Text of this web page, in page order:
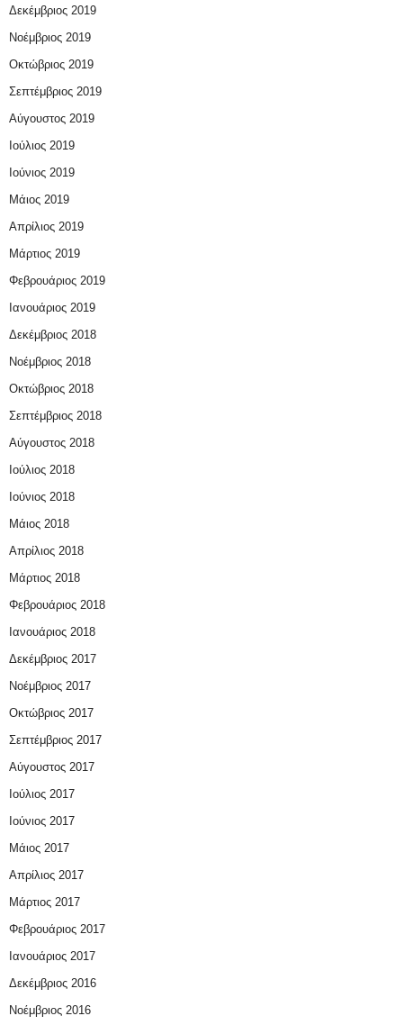
Δεκέμβριος 2019
Νοέμβριος 2019
Οκτώβριος 2019
Σεπτέμβριος 2019
Αύγουστος 2019
Ιούλιος 2019
Ιούνιος 2019
Μάιος 2019
Απρίλιος 2019
Μάρτιος 2019
Φεβρουάριος 2019
Ιανουάριος 2019
Δεκέμβριος 2018
Νοέμβριος 2018
Οκτώβριος 2018
Σεπτέμβριος 2018
Αύγουστος 2018
Ιούλιος 2018
Ιούνιος 2018
Μάιος 2018
Απρίλιος 2018
Μάρτιος 2018
Φεβρουάριος 2018
Ιανουάριος 2018
Δεκέμβριος 2017
Νοέμβριος 2017
Οκτώβριος 2017
Σεπτέμβριος 2017
Αύγουστος 2017
Ιούλιος 2017
Ιούνιος 2017
Μάιος 2017
Απρίλιος 2017
Μάρτιος 2017
Φεβρουάριος 2017
Ιανουάριος 2017
Δεκέμβριος 2016
Νοέμβριος 2016